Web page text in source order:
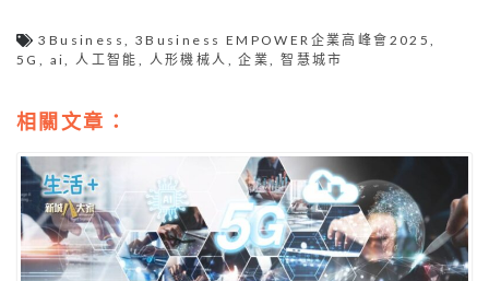
3Business, 3Business EMPOWER企業高峰會2025,
5G , ai,人工智能 , 人形機械人 ,企業,智慧城市
相關文章：